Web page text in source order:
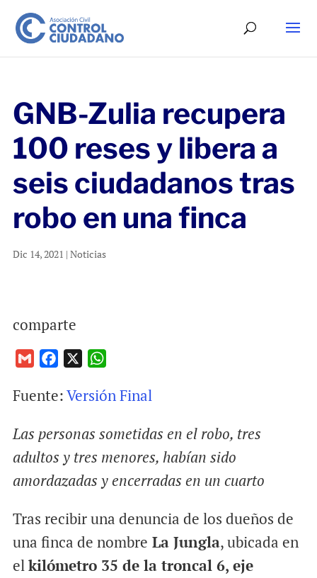
GNB-Zulia recupera
100 reses y libera a
seis ciudadanos tras
robo en una finca
Dic 14, 2021 | Noticias
comparte
a
l
c
b
o
k
a
s
p
Fuente:Versión Final
Las personas sometidas en el robo, tres
adultos y tres menores, habían sido
amordazadas y encerradas en un cuarto
Tras recibir una denuncia de los dueños de
una finca de nombre La Jungla, ubicada en
elkilómetro 35 de la troncal 6, eje